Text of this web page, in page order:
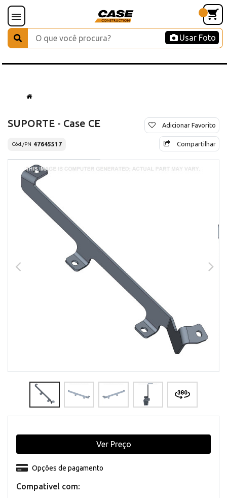
Usar Foto
SUPORTE - Case CE
Cód./PN 47645517
Adicionar Favorito
Compartilhar
Compativel com:
Opções de pagamento
Ver Preço